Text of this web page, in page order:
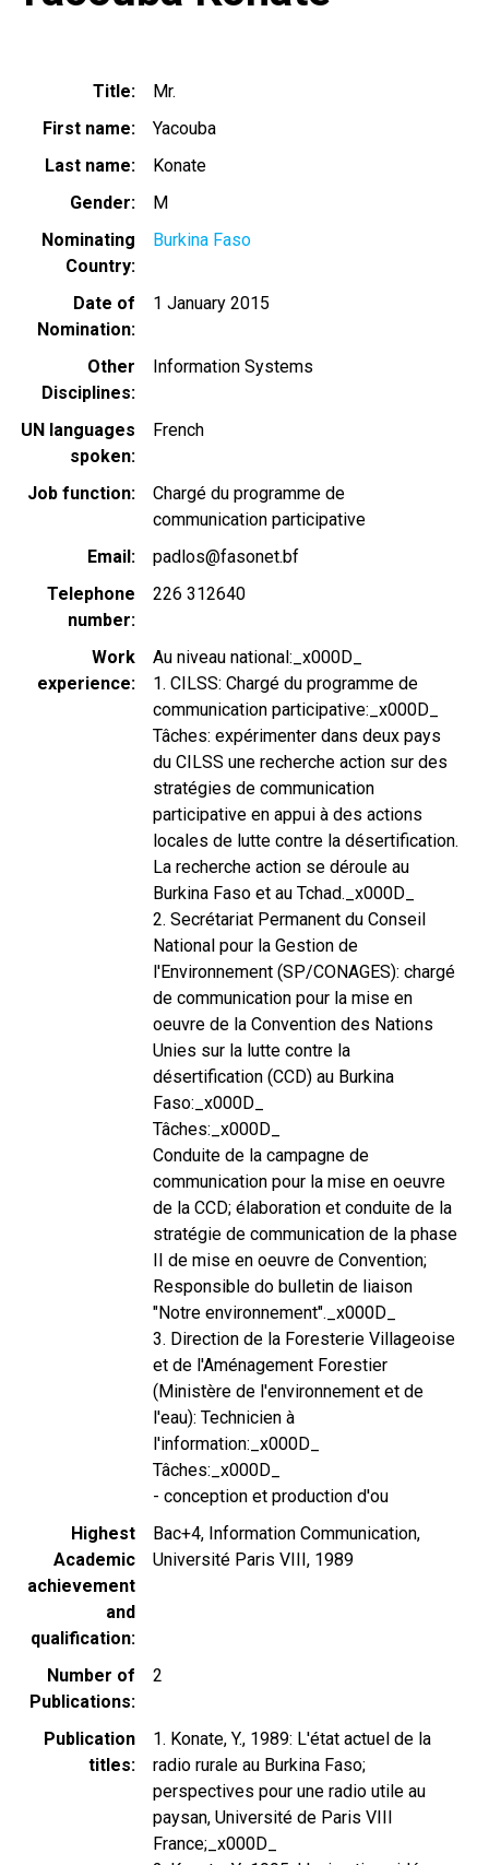
Title
Mr.
First name
Yacouba
Last name
Konate
Gender
M
Nominating
Country
Burkina Faso
Date of
Nomination
1 January 2015
Other
Disciplines
Information Systems
UN languages
spoken
French
Job function
Chargé du programme de
communication participative
Email
padlos@fasonet.bf
Telephone
number
226 312640
Work
experience
Au niveau national:_x000D_
1. CILSS: Chargé du programme de
communication participative:_x000D_
Tâches: expérimenter dans deux pays
du CILSS une recherche action sur des
stratégies de communication
participative en appui à des actions
locales de lutte contre la désertification.
La recherche action se déroule au
Burkina Faso et au Tchad._x000D_
2. Secrétariat Permanent du Conseil
National pour la Gestion de
l'Environnement (SP/CONAGES): chargé
de communication pour la mise en
oeuvre de la Convention des Nations
Unies sur la lutte contre la
désertification (CCD) au Burkina
Faso:_x000D_
Tâches:_x000D_
Conduite de la campagne de
communication pour la mise en oeuvre
de la CCD; élaboration et conduite de la
stratégie de communication de la phase
II de mise en oeuvre de Convention;
Responsible do bulletin de liaison
"Notre environnement"._x000D_
3. Direction de la Foresterie Villageoise
et de l'Aménagement Forestier
(Ministère de l'environnement et de
l'eau): Technicien à
l'information:_x000D_
Tâches:_x000D_
- conception et production d'ou
Highest
Academic
achievement
and
qualification
Bac+4, Information Communication,
Université Paris VIII, 1989
Number of
Publications
2
Publication
titles
1. Konate, Y., 1989: L'état actuel de la
radio rurale au Burkina Faso;
perspectives pour une radio utile au
paysan, Université de Paris VIII
France;_x000D_